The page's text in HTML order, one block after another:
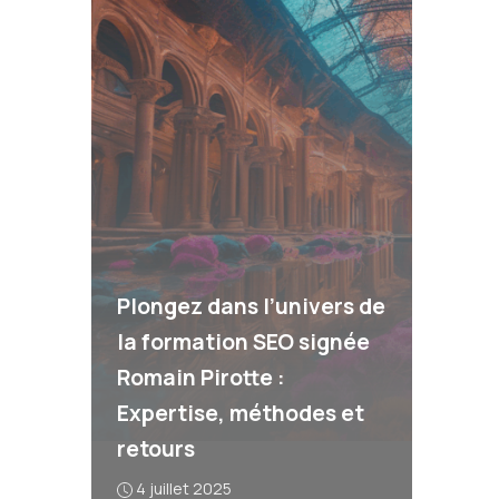
Plongez dans l’univers de
la formation SEO signée
Romain Pirotte :
Expertise, méthodes et
retours
4 juillet 2025